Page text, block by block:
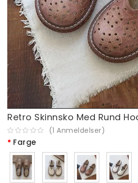
Retro Skinnsko Med Rund
(1 Anmeldelser)
Farge